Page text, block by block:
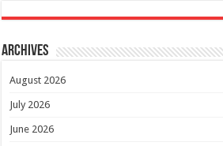
Archives
August 2026
July 2026
June 2026